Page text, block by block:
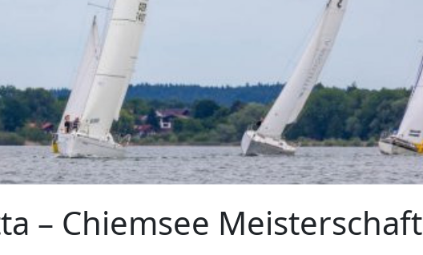
– Chiemsee Meisterschaft